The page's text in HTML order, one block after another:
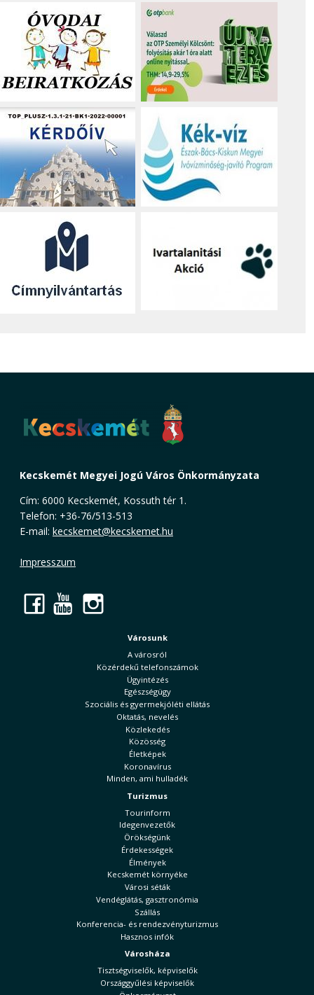
Kecskemét Megyei Jogú Város Önkormányzata
Cím: 6000 Kecskemét, Kossuth tér 1.
Telefon: +36-76/513-513
E-mail: kecskemet@kecskemet.hu
Impresszum
Facebook
YouTube
Városunk
A városról
Közérdekű telefonszámok
Ügyintézés
Egészségügy
Szociális és gyermekjóléti ellátás
Oktatás, nevelés
Közlekedés
Közösség
Életképek
Koronavírus
Minden, ami hulladék
Turizmus
Tourinform
Idegenvezetők
Örökségünk
Érdekességek
Élmények
Kecskemét környéke
Városi séták
Vendéglátás, gasztronómia
Szállás
Konferencia- és rendezvényturizmus
Hasznos infók
Városháza
Tisztségviselők, képviselők
Országgyűlési képviselők